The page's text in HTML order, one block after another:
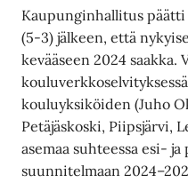
Kaupunginhallitus päätti
(5-3) jälkeen, että
kevääseen 2024 saakka.
kouluyksiköiden (Juho
Petäjäskoski, Piipsjärvi,
asemaa suhteessa esi-
suunnitelmaan